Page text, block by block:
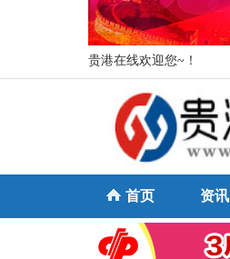
贵港在线欢迎您~！
首页 资讯